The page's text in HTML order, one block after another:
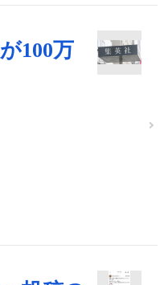
100万